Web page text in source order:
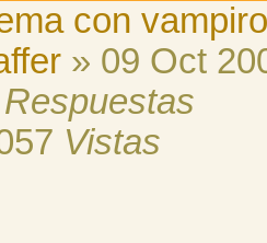
con
» 09 Oct
Respuestas
Vistas